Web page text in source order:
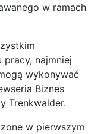
w ramach
najmniej
wykonywać
Biznes
Trenkwalder.
w pierwszym